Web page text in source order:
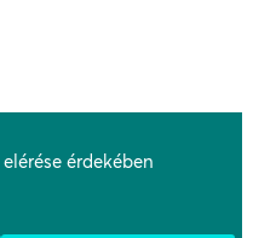
érdekében